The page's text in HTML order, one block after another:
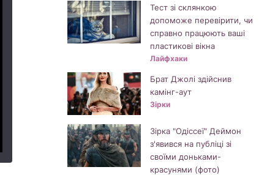
Тест зі склянкою
допоможе перевірити, чи
справно працюють ваші
пластикові вікна
Лайфхаки
Брат Джолі здійснив
камінг-аут
Зірки
Зірка "Одіссеї" Деймон
з'явився на публіці зі
своїми доньками-
красунями (фото)